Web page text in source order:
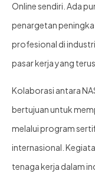
Online sendiri. Ada
penargetan
profesional di
pasar kerja yang
Kolaborasi antara
bertujuan untuk
melalui program
internasional.
tenaga kerja dalam